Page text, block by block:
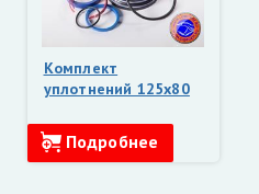
Комплект
уплотнений 125х80
Подробнее